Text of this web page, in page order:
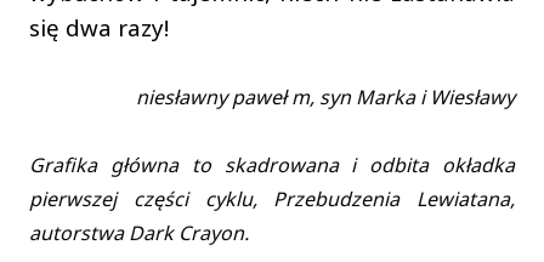
się dwa razy!
niesławny paweł m, syn Marka i Wiesławy
Grafika główna to skadrowana i odbita okładka
pierwszej części cyklu, Przebudzenia Lewiatana,
autorstwa Dark Crayon.